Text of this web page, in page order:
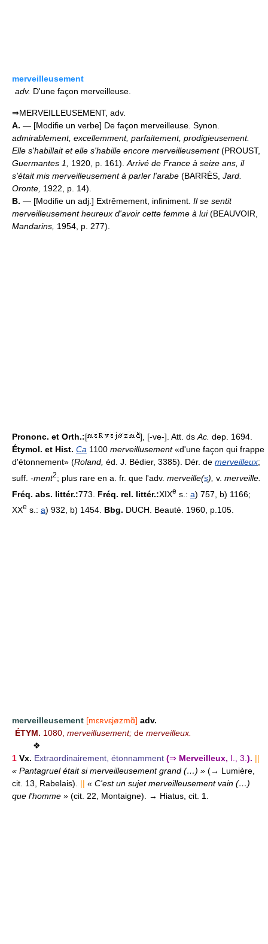
merveilleusement
adv. D'une façon merveilleuse.
⇒MERVEILLEUSEMENT, adv.
A. — [Modifie un verbe] De façon merveilleuse. Synon.
admirablement, excellemment, parfaitement, prodigieusement.
Elle s'habillait et elle s'habille encore merveilleusement(PROUST,
Guermantes 1, 1920, p. 161). Arrivé de France à seize ans, il
s'était mis merveilleusement à parler l'arabe (BARRÈS, Jard.
Oronte, 1922, p. 14).
B. — [Modifie un adj.] Extrêmement, infiniment. Il se sentit
merveilleusement heureux d'avoir cette femme à lui(BEAUVOIR,
Mandarins, 1954, p. 277).
Prononc. et Orth.:[ ], [-ve-]. Att. ds Ac. dep. 1694.
Étymol. et Hist. Ca 1100 merveillusement«d'une façon qui frappe
d'étonnement» (Roland, éd. J. Bédier, 3385). Dér. de merveilleux;
suff. -ment2; plus rare en a. fr. que l'adv. merveille(s), v. merveille.
Fréq. abs. littér.:773. Fréq. rel. littér.:XIXe s.: a) 757, b) 1166;
XXe s.: a) 932, b) 1454. Bbg. DUCH. Beauté. 1960, p.105.
merveilleusement [mɛʀvɛjøzmɑ̃] adv.
ÉTYM. 1080, merveillusement; de merveilleux.
❖
1 Vx. Extraordinairement, étonnamment (⇒ Merveilleux, I., 3. ). ||
« Pantagruel était si merveilleusement grand (…) » (→ Lumière,
cit. 13, Rabelais).
|| « C'est un sujet merveilleusement vain (…)
que l'homme » (cit. 22, Montaigne). → Hiatus, cit. 1.